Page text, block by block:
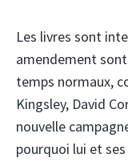
Les livres sont
amendement
temps normaux,
Kingsley, David
nouvelle
pourquoi lui et